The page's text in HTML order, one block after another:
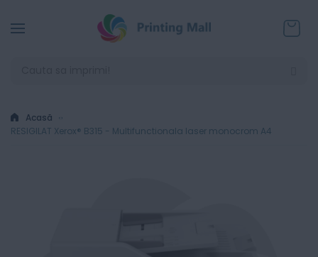
Acasă
RESIGILAT Xerox® B315 - Multifunctionala laser monocrom A4